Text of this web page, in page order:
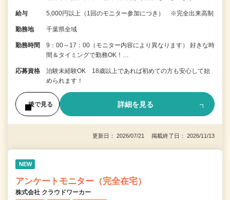
給与 5,000円以上（1回のモニター参加につき） ※完全出来高制
勤務地 千葉県全域
勤務時間
9：00～17：00（モニター内容により異なります） 好きな時
間＆タイミングで勤務OK！…
応募資格
治験未経験OK 18歳以上であれば初めての方も安心して始
められます！
後で見る 詳細を見る
更新日： 2026/07/21 掲載終了日： 2026/11/13
NEW
アンケートモニター（完全在宅）
株式会社 クラウドワーカー